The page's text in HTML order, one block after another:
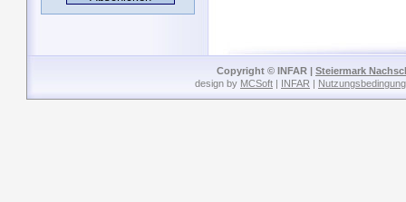
Copyright © INFAR | Steiermark
design by MCSoft | INFAR |